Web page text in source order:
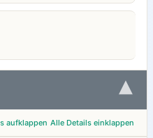
▾
aufklappen Alle Details einklappen